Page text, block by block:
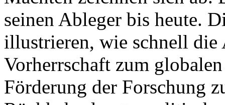
seinen Ableger bis heute.
illustrieren, wie schnell die
Vorherrschaft zum
Förderung der Forschung